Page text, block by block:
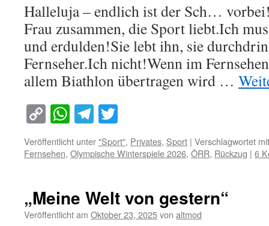
Halleluja – endlich ist der Sch…
Frau zusammen, die Sport liebt.Ich
und erdulden!Sie lebt ihn, sie
Fernseher.Ich nicht!Wenn im
allem Biathlon übertragen wird …
Copy
Link
WhatsApp
Telegram
Veröffentlicht unter"Sport", Privates, Sport | Verschlagwortet mit
Fernsehen, Olympische Winterspiele 2026, ÖRR, Rückzug | 6
„Meine Welt von gestern“
Veröffentlicht am Oktober 23, 2025von altmod